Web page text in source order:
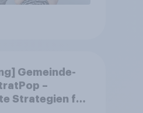
Gemeinde-
–
Strategien für